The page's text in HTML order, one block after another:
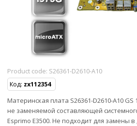
Product code: S26361-D2610-A10
Код: zx112354
Материнская плата S26361-D2610-A10 GS
не заменяемой составляющей
Esprimo E3500. Не подходит для замены